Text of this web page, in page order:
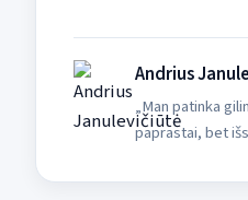
Andrius
„Man patinka
paprastai, bet